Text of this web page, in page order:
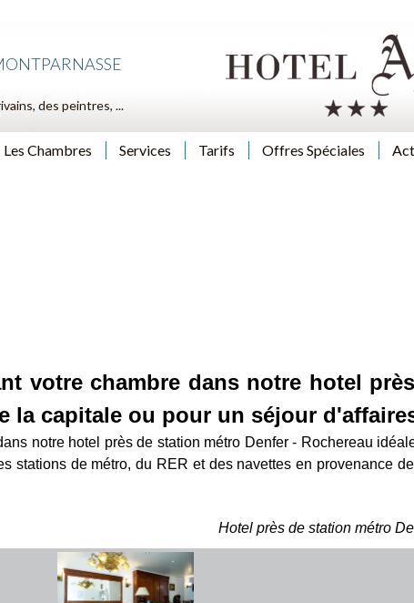
des peintres, ...
Les Chambres Services Tarifs Offres Spéciales
votre chambre dans notre hotel
la capitale ou pour un séjour
notre hotel près de station métro Denfer - Rochereau
stations de métro, du RER et des navettes en provenance
Hotel près de station métro